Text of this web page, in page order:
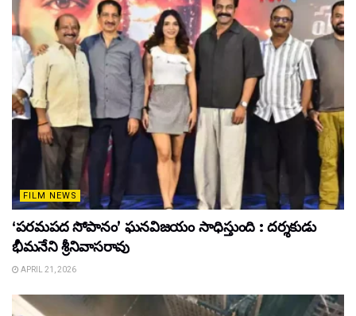
FILM NEWS
‘పరమపద సోపానం’ ఘనవిజయం సాధిస్తుంది : దర్శకుడు
భీమనేని శ్రీనివాసరావు
APRIL 21, 2026